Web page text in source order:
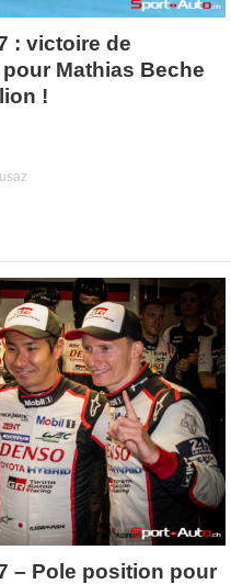
: victoire de
Mathias Beche
!
– Pole position pour
Supersport